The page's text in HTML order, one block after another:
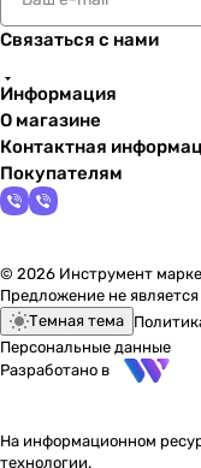
Связаться с нами
Информация
О магазине
Контактная
Покупателям
© 2026 Инструмент
Предложение не
Темная тема
Персональные данные
Разработано в
На информационном
технологии.